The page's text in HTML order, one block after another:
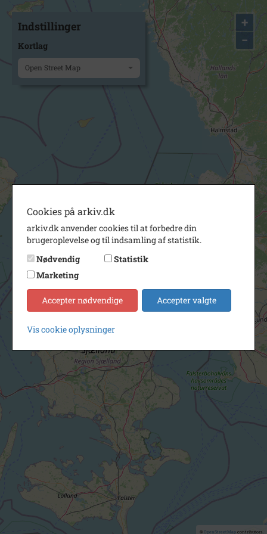
+
−
© OpenStreetMapcontributors.
Indstillinger
Kortlag
Open Street Map
Cookies på arkiv.dk
arkiv.dk anvender cookies til at forbedre din
brugeroplevelse og til indsamling af statistik.
Nødvendig
Statistik
Marketing
Accepter nødvendige Accepter valgte
Vis cookie oplysninger